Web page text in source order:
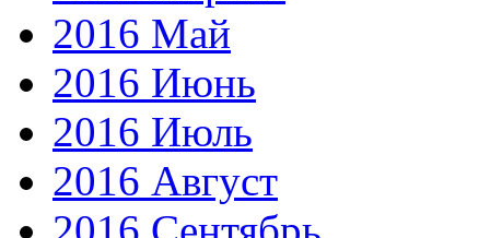
2016 Май
2016 Июнь
2016 Июль
2016 Август